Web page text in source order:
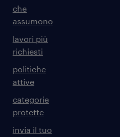
che
assumono
lavori più
richiesti
politiche
attive
categorie
protette
invia il tuo